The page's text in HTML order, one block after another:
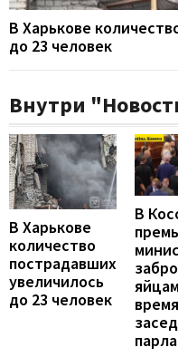
В Харькове
до 23 человек
Внутри
В Харькове
количество
пострадавших
увеличилось
до 23 человек
В
время